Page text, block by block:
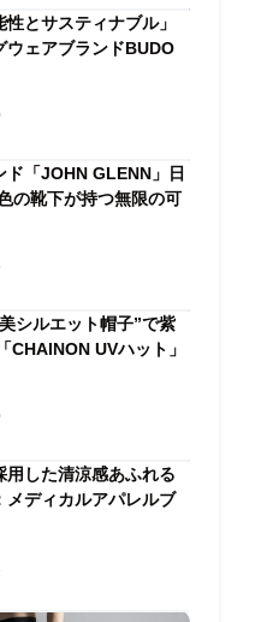
性とサスティナブル」
ウェアブランドBUDO
「JOHN GLENN」日
靴下が持つ無限の可
シルエット帽子”で紫
CHAINON UVハット」
用した清涼感あふれる
メディカルアパレルブ